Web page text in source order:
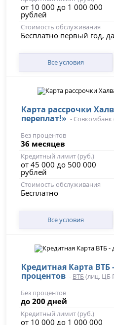
от 10 000 до 1 000 000
рублей
Стоимость обслуживания
Бесплатно первый год,
Все условия
Карта рассрочки
переплат!» - Совкомбанк
Без процентов
36 месяцев
Кредитный лимит (руб.)
от 45 000 до 500 000
рублей
Стоимость обслуживания
Бесплатно
Все условия
Кредитная Карта ВТБ
процентов - ВТБ(лиц. ЦБ
Без процентов
до 200 дней
Кредитный лимит (руб.)
от 10 000 до 1 000 000